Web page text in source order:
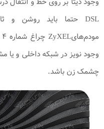
وجود نویز در شبکه داخلی و یا
چشمک زن باشد.